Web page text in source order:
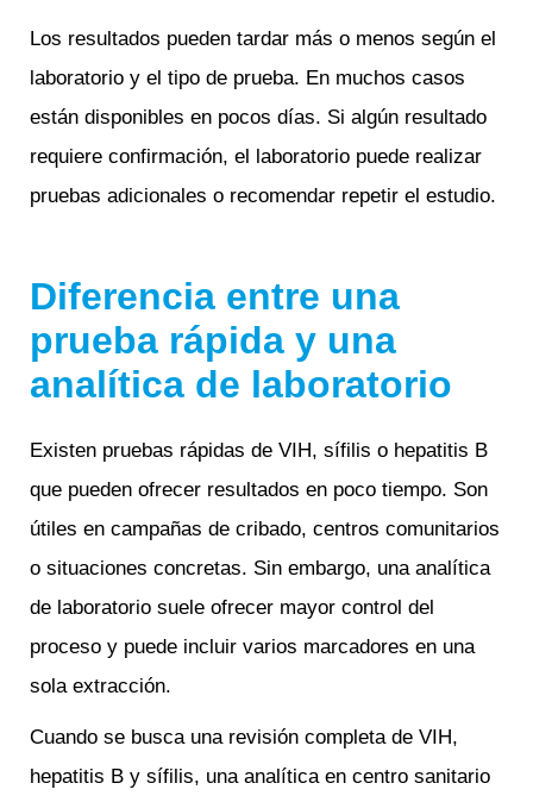
Los resultados pueden tardar más o menos según el
laboratorio y el tipo de prueba. En muchos casos
están disponibles en pocos días. Si algún resultado
requiere confirmación, el laboratorio puede realizar
pruebas adicionales o recomendar repetir el estudio.
Diferencia entre una
prueba rápida y una
analítica de laboratorio
Existen pruebas rápidas de VIH, sífilis o hepatitis B
que pueden ofrecer resultados en poco tiempo. Son
útiles en campañas de cribado, centros comunitarios
o situaciones concretas. Sin embargo, una analítica
de laboratorio suele ofrecer mayor control del
proceso y puede incluir varios marcadores en una
sola extracción.
Cuando se busca una revisión completa de VIH,
hepatitis B y sífilis, una analítica en centro sanitario